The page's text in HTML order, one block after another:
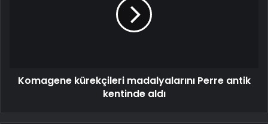
Komagene kürekçileri madalyalarını Perre antik
kentinde aldı